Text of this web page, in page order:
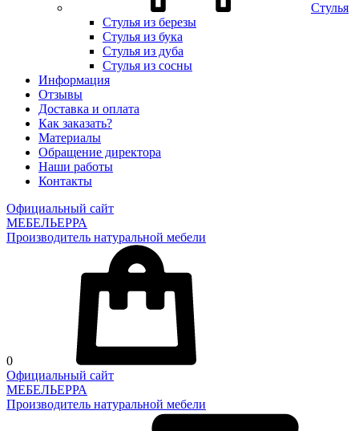
Стулья
Стулья из березы
Стулья из бука
Стулья из дуба
Стулья из сосны
Информация
Отзывы
Доставка и оплата
Как заказать?
Материалы
Обращение директора
Наши работы
Контакты
Официальный сайт
МЕБЕЛЬЕРРА
Производитель натуральной мебели
0
Официальный сайт
МЕБЕЛЬЕРРА
Производитель натуральной мебели